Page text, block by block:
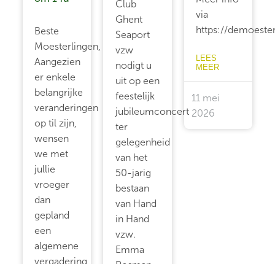
Beste
Moesterlingen,
Aangezien
er enkele
belangrijke
veranderingen
op til zijn,
wensen
we met
jullie
vroeger
dan
gepland
een
algemene
vergadering
Club
Ghent
Seaport
vzw
nodigt u
uit op een
feestelijk
jubileumconcert
ter
gelegenheid
van het
50-jarig
bestaan
van Hand
in Hand
vzw.
Emma
via
https://
LEES
MEER
11 mei
2026